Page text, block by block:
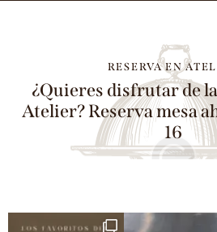
RESERVA EN
¿Quieres disfrutar de
Atelier?Reserva mesa
16